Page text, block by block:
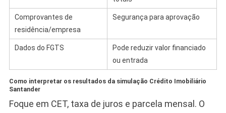
Comprovantes de
residência/empresa
Segurança para aprovação
Dados do FGTS
Pode reduzir valor financiado
ou entrada
Como interpretar os resultados da simulação Crédito Imobiliário
Santander
Foque em CET, taxa de juros e parcela mensal. O